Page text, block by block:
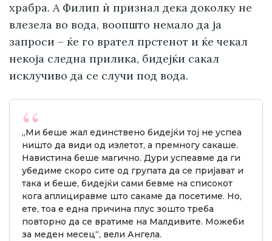
храбра. А Филип ѝ признал дека доколку не
влезела во вода, воопшто немало да ја
запроси – ќе го врател прстенот и ќе чекал
некоја следна прилика, бидејќи сакал
исклучиво да се случи под вода.
„Ми беше жал единствено бидејќи тој не успеа
ништо да види од излетот, а премногу сакаше.
Навистина беше магично. Дури успеавме да ги
убедиме скоро сите од групата да се пријават и
така и беше, бидејќи сами бевме на списокот
кога аплициравме што сакаме да посетиме. Но,
ете, тоа е една причина плус зошто треба
повторно да се вратиме на Малдивите. Можеби
за меден месец“, вели Ангела.